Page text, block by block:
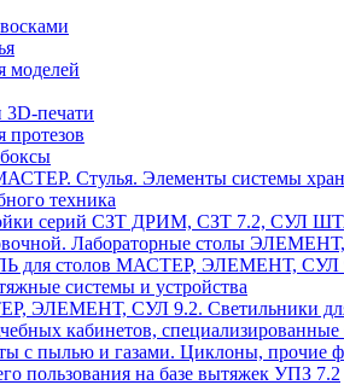
моделей
печати
протезов
Стулья. Элементы системы
техника
серий СЗТ ДРИМ, СЗТ 7.2, СУЛ
Лабораторные столы
столов МАСТЕР, ЭЛЕМЕНТ, СУЛ
системы и устройства
ЭЛЕМЕНТ, СУЛ 9.2. Светильники
кабинетов,
с пылью и газами. Циклоны, прочие
пользования на базе вытяжек УПЗ 7.2